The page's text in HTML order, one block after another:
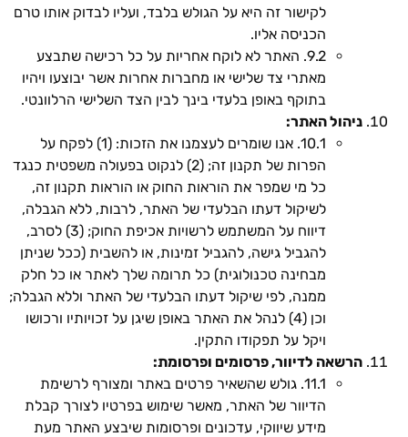
לקישור זה היא על הגולש בלבד, ועליו לבדוק אותו טרם
הכניסה אליו.
9.2. האתר לא לוקח אחריות על כל רכישה שתבצע
מאתרי צד שלישי או מחברות אחרות אשר יבוצעו ויהיו
בתוקף באופן בלעדי בינך לבין הצד השלישי הרלוונטי.
ניהול האתר:
10.1. אנו שומרים לעצמנו את הזכות: (1) לפקח על
הפרות של תקנון זה; (2) לנקוט בפעולה משפטית כנגד
כל מי שמפר את הוראות החוק או הוראות תקנון זה,
לשיקול דעתו הבלעדי של האתר, לרבות, ללא הגבלה,
דיווח על המשתמש לרשויות אכיפת החוק; (3) לסרב,
להגביל גישה, להגביל זמינות, או להשבית (ככל שניתן
מבחינה טכנולוגית) כל תרומה שלך לאתר או כל חלק
ממנה, לפי שיקול דעתו הבלעדי של האתר וללא הגבלה;
וכן (4) לנהל את האתר באופן שיגן על זכויותיו ורכושו
ויקל על תפקודו התקין.
הרשאה לדיוור, פרסומים ופרסומת:
11.1. גולש שהשאיר פרטים באתר ומצורף לרשימת
הדיוור של האתר, מאשר שימוש בפרטיו לצורך קבלת
מידע שיווקי, עדכונים ופרסומות שיבצע האתר מעת